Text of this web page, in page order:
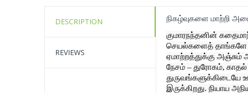
DESCRIPTION
REVIEWS
நிகழ்வுகளை மாற்றி
குமாரநந்தனின்
செயல்களைத் தாங்களே
ஏமாற்றத்துக்கு
நேசம் – துரோகம்,
துருவங்களுக்கிடையே
இருக்கிறது. நியாய